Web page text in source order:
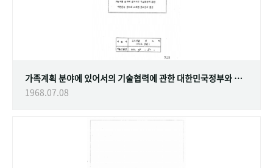
가족계획 분야에 있어서의 기술협력에 관한 대한민국정부와 스웨덴 정부간의 협정
1968.07.08